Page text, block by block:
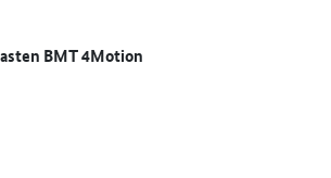
BMT 4Motion